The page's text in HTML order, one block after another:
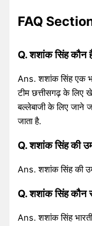
FAQ
Q. शशांक सिंह कौन
Ans. शशांक सिंह एक
टीम छत्तीसगढ़ के
बल्लेबाजी के लिए जाने
जाता है.
Q. शशांक सिंह की
Ans. शशांक सिंह की
Q. शशांक सिंह कौन
Ans. शशांक सिंह